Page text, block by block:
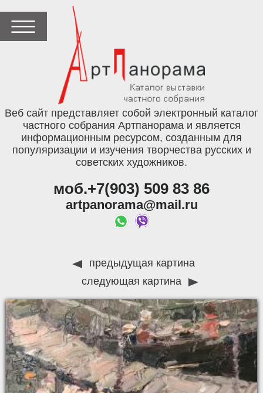
Веб сайт представляет собой электронный каталог
частного собрания Артпанорама и является
информационным ресурсом, созданным для
популяризации и изучения творчества русских и
советских художников.
моб.+7(903) 509 83 86
artpanorama@mail.ru
предыдущая картина
следующая картина